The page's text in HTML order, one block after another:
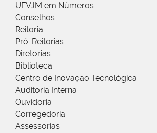
UFVJM em Números
Conselhos
Reitoria
Pró-Reitorias
Diretorias
Biblioteca
Centro de Inovação Tecnológica
Auditoria Interna
Ouvidoria
Corregedoria
Assessorias